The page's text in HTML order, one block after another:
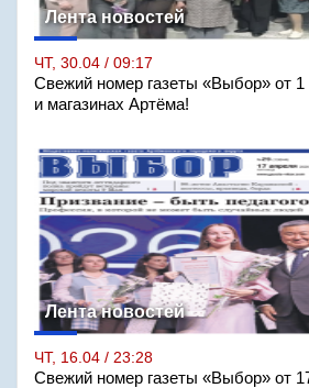
Лента новостей
ЧТ, 30.04 / 09:17
Свежий номер газеты «Выбор» от 1
и магазинах Артёма!
Лента новостей
ЧТ, 16.04 / 23:28
Свежий номер газеты «Выбор» от